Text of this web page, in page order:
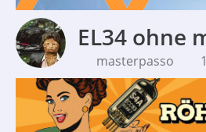
EL34 ohne
masterpasso